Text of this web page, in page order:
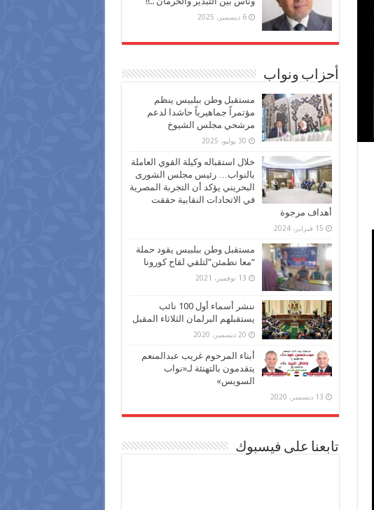
6 ديسمبر، 2025
أحزاب ونواب
مستقبل وطن ببلبيس ينظم
مؤتمراً جماهيرياً حاشدا لدعم
مرشحي مجلس الشيوخ
30 يوليو، 2025
خلال استقباله وكيلة القوي العاملة
بالنواب… رئيس مجلس الشورى
البحريني يؤكد أن التجربة المصرية
في الاتحادات النقابية حققت
أهداف مرجوة
15 فبراير، 2024
مستقبل وطن ببلبيس يقود حملة
“معا نطمئن”لتلقي لقاح كورونا
13 نوفمبر، 2021
ننشر أسماء أول 100 نائب
يستقبلهم البرلمان الثلاثاء المقبل
20 ديسمبر، 2020
أبناء المرحوم غريب عبدالمنعم
يتقدمون بالتهنئة لـ«نواب
السويس»
13 ديسمبر، 2020
تابعنا على فيسبوك